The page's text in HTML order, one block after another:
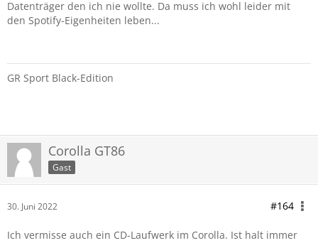
Mitteltöner verbauen müssen welche deutlich mehr tiefe
Frequenzen abbekommen.
auch nicht den gewünschten Effekt denn das klingt erst
recht schräg.
garnicht dort an.
Geil wäre es wenn man die Endstufe neu einstellen könnte,
ein passender Anschluss ist vorhanden an der Endstufe,
aber die Software müsste man haben.
Datenträger den ich nie wollte. Da muss ich wohl leider mit
den Spotify-Eigenheiten leben...
GR Sport Black-Edition
Corolla GT86
Gast
30. Juni 2022 #164
Ich vermisse auch ein CD-Laufwerk im Corolla. Ist halt immer